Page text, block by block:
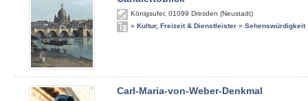
Königsufer, 01099 Dresden (Neustadt)
» Kultur, Freizeit & Dienstleister » Sehenswürdigkeit
Carl-Maria-von-Weber-Denkmal